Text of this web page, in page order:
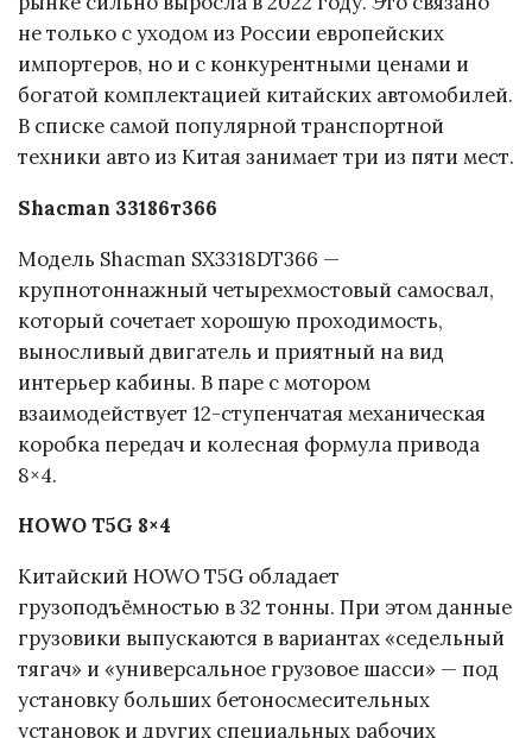
не только с уходом из России европейских
импортеров, но и с конкурентными ценами и
богатой комплектацией китайских автомобилей.
В списке самой популярной транспортной
техники авто из Китая занимает три из пяти мест.
Shacman 33186т366
Модель Shacman SX3318DT366 —
крупнотоннажный четырехмостовый самосвал,
который сочетает хорошую проходимость,
выносливый двигатель и приятный на вид
интерьер кабины. В паре с мотором
взаимодействует 12-ступенчатая механическая
коробка передач и колесная формула привода
8×4.
HOWO T5G 8×4
Китайский HOWO T5G обладает
грузоподъёмностью в 32 тонны. При этом данные
грузовики выпускаются в вариантах «седельный
тягач» и «универсальное грузовое шасси» — под
установку больших бетоносмесительных
установок и других специальных рабочих